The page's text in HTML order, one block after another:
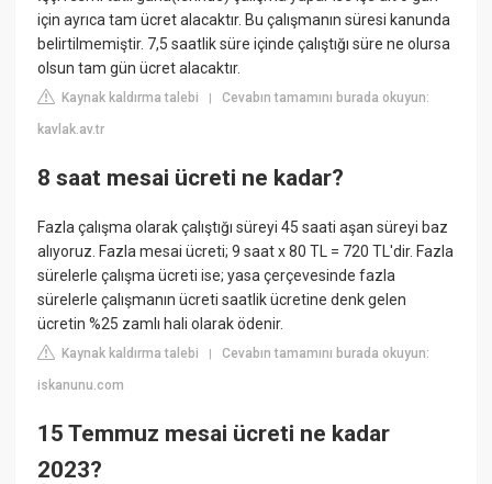
için ayrıca tam ücret alacaktır. Bu çalışmanın süresi kanunda
belirtilmemiştir. 7,5 saatlik süre içinde çalıştığı süre ne olursa
olsun tam gün ücret alacaktır.
Kaynak kaldırma talebi |Cevabın tamamını burada okuyun:
kavlak.av.tr
8 saat mesai ücreti ne kadar?
Fazla çalışma olarak çalıştığı süreyi 45 saati aşan süreyi baz
alıyoruz. Fazla mesai ücreti; 9 saat x 80 TL = 720 TL'dir. Fazla
sürelerle çalışma ücreti ise; yasa çerçevesinde fazla
sürelerle çalışmanın ücreti saatlik ücretine denk gelen
ücretin %25 zamlı hali olarak ödenir.
Kaynak kaldırma talebi |Cevabın tamamını burada okuyun:
iskanunu.com
15 Temmuz mesai ücreti ne kadar
2023?